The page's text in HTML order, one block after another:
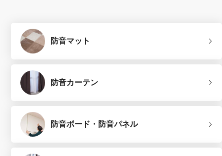
防音マット
防音カーテン
防音ボード・防音パネル